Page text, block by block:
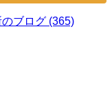
ブログ (365)